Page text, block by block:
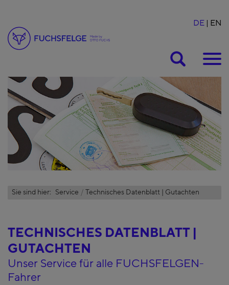
DE EN
Sie sind hier: Service Technisches Datenblatt | Gutachten
TECHNISCHES DATENBLATT |
GUTACHTEN
Unser Service für alle FUCHSFELGEN-
Fahrer